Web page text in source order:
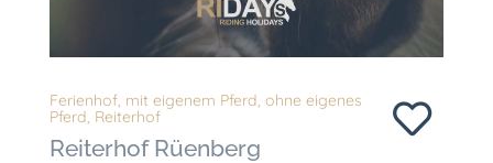
Ferienhof, mit eigenem Pferd, ohne eigenes
Pferd, Reiterhof
Reiterhof Rüenberg